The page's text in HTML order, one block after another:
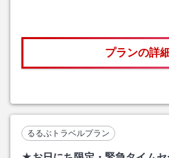
プランの詳
るるぶトラベルプラン